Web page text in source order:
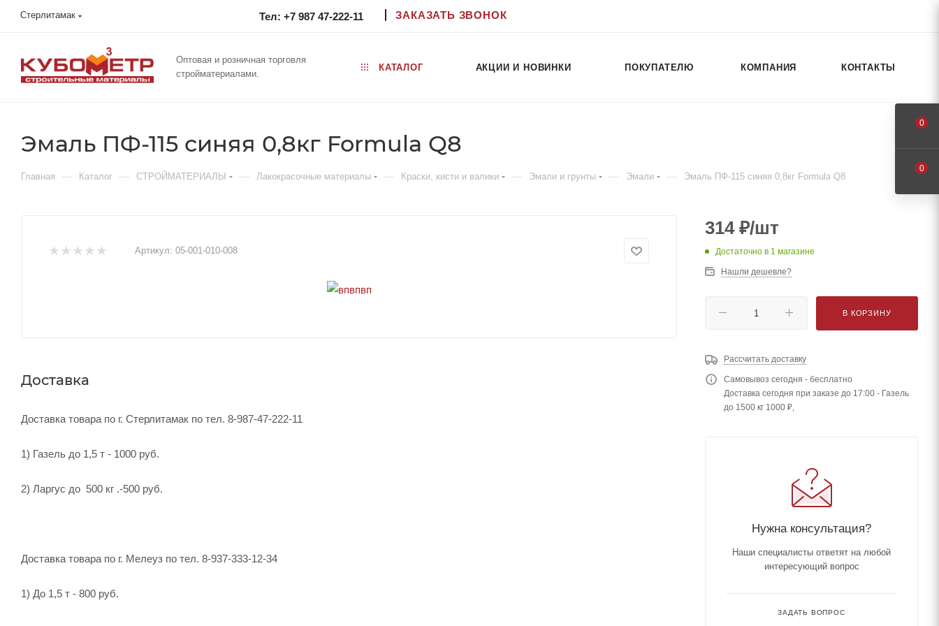
Стерлитамак Тел: +7 987 47-222-11 ЗАКАЗАТЬ ЗВОНОК
Оптовая и розничная торговля
стройматериалами.
КАТАЛОГ АКЦИИ И НОВИНКИ ПОКУПАТЕЛЮ КОМПАНИЯ КОНТАКТЫ
Эмаль ПФ-115 синяя 0,8кг Formula Q8
Главная — Каталог — СТРОЙМАТЕРИАЛЫ — Лакокрасочные материалы — Краски, кисти и валики — Эмали и грунты — Эмали — Эмаль ПФ-115 синяя 0,8кг Formula Q8
Артикул: 05-001-010-008
Доставка
Доставка товара по г. Стерлитамак по тел. 8-987-47-222-11
1) Газель до 1,5 т - 1000 руб.
2) Ларгус до 500 кг .-500 руб.
Доставка товара по г. Мелеуз по тел. 8-937-333-12-34
1) До 1,5 т - 800 руб.
314₽/шт
Достаточно в 1 магазине
Нашли дешевле?
В КОРЗИНУ
Рассчитать доставку
Самовывоз сегодня - бесплатно
Доставка сегодня при заказе до 17:00 - Газель
до 1500 кг 1000 ₽,
Нужна консультация?
Наши специалисты ответят на любой
интересующий вопрос
ЗАДАТЬ ВОПРОС
0
0